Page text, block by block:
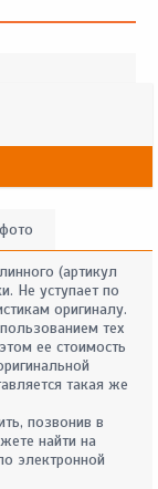
(артикул
Не уступает по
оригиналу.
тех
ее стоимость
такая же
позвонив в
найти на
электронной